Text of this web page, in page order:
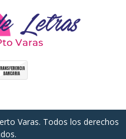
Varas. Todos los derechos